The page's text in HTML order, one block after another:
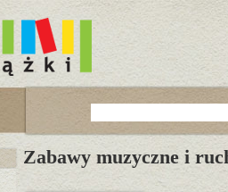
Zabawy muzyczne i